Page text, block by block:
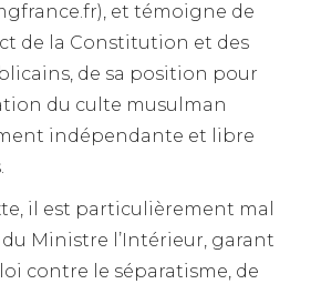
et témoigne de
de la Constitution et des
de sa position pour
du culte musulman
indépendante et libre
il est particulièrement mal
Ministre l’Intérieur, garant
contre le séparatisme, de